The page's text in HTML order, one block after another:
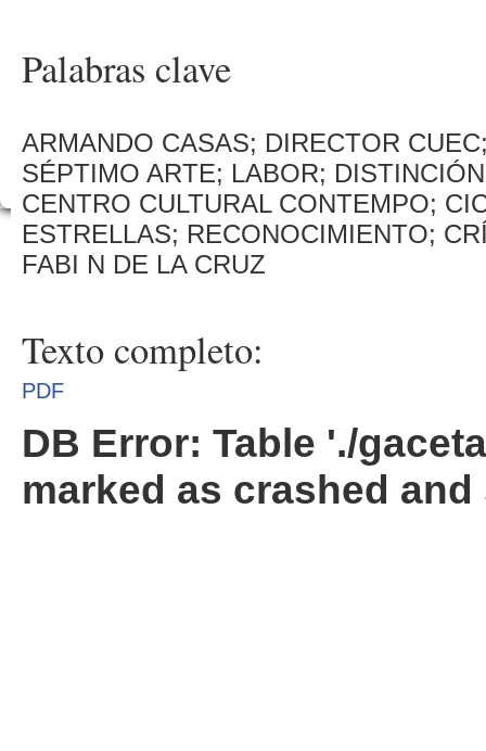
Palabras clave
ARMANDO CASAS; DIRECTOR
SÉPTIMO ARTE; LABOR;
CENTRO CULTURAL CONTEMPO;
ESTRELLAS; RECONOCIMIENTO;
FABI N DE LA CRUZ
Texto completo:
PDF
DB Error: Table './
marked as crashed